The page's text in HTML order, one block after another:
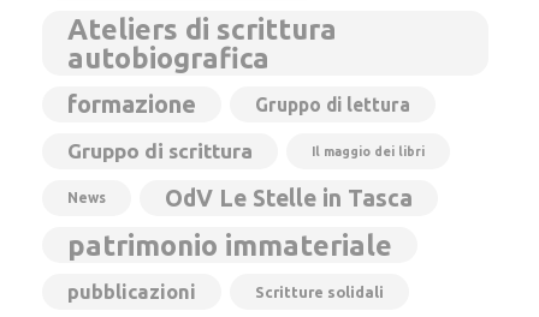
Ateliers di scrittura
autobiografica
formazione Gruppo di lettura
Gruppo di scrittura Il maggio dei libri
News OdV Le Stelle in Tasca
patrimonio immateriale
pubblicazioni Scritture solidali